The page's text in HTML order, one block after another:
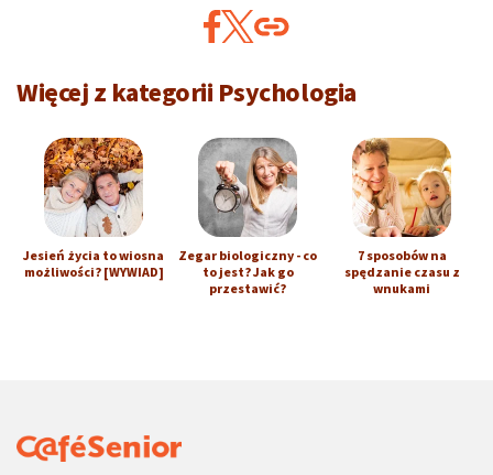
Więcej z kategorii Psychologia
Jesień życia to wiosna
możliwości? [WYWIAD]
Zegar biologiczny - co
to jest? Jak go
przestawić?
7 sposobów na
spędzanie czasu z
wnukami